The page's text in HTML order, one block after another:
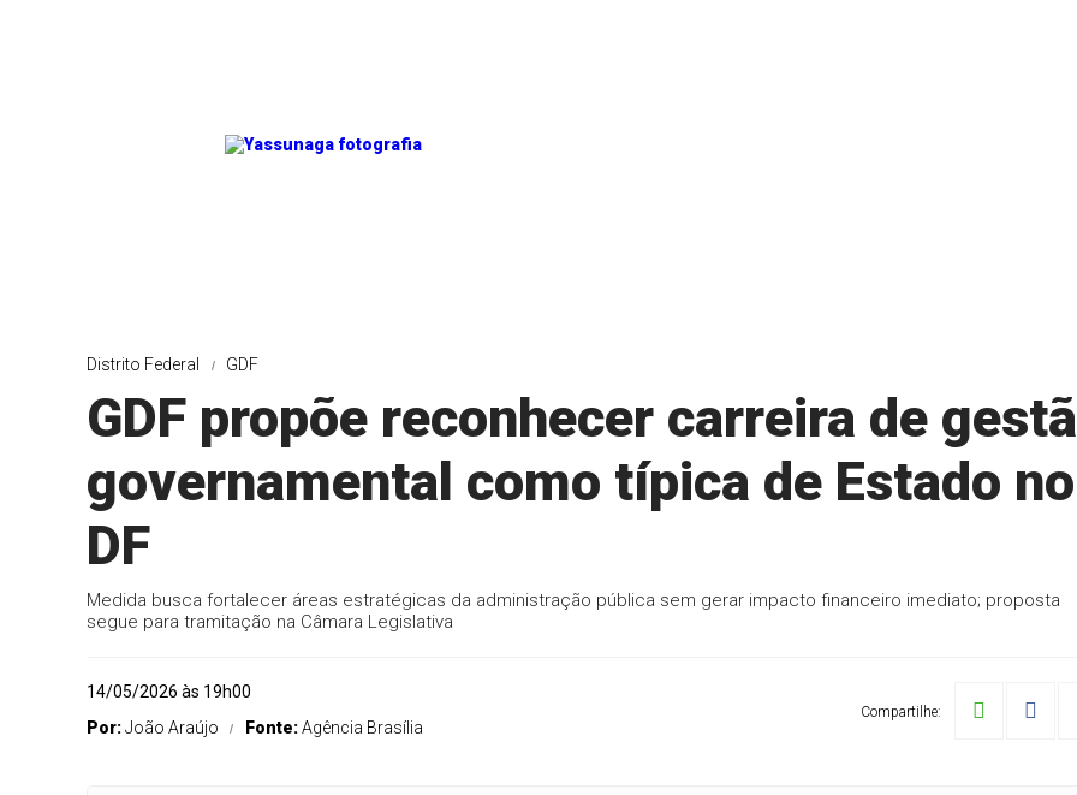
Distrito Federal GDF
GDF propõe reconhecer carreira de
governamental como típica de Estado no
DF
Medida busca fortalecer áreas estratégicas da administração pública sem gerar impacto financeiro imediato; proposta
segue para tramitação na Câmara Legislativa
14/05/2026 às 19h00
Por:João Araújo Fonte:Agência Brasília
Compartilhe: